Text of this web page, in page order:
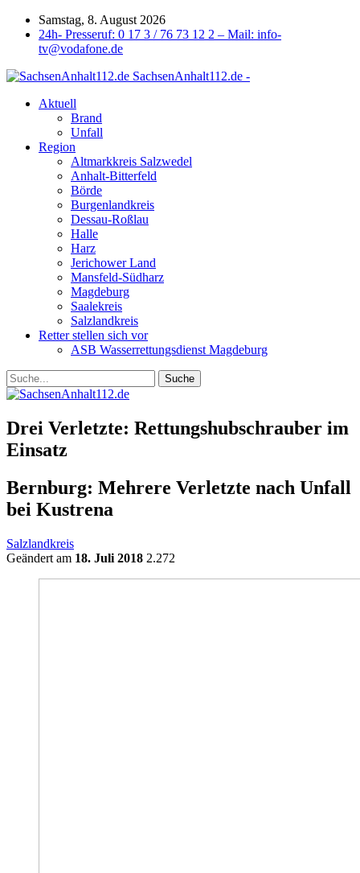
Samstag, 8. August 2026
24h- Presseruf: 0 17 3 / 76 73 12 2 – Mail: info-
tv@vodafone.de
SachsenAnhalt112.de -
Aktuell
Brand
Unfall
Region
Altmarkkreis Salzwedel
Anhalt-Bitterfeld
Börde
Burgenlandkreis
Dessau-Roßlau
Halle
Harz
Jerichower Land
Mansfeld-Südharz
Magdeburg
Saalekreis
Salzlandkreis
Retter stellen sich vor
ASB Wasserrettungsdienst Magdeburg
Drei Verletzte: Rettungshubschrauber im
Einsatz
Bernburg: Mehrere Verletzte nach Unfall
bei Kustrena
Salzlandkreis
Geändert am 18. Juli 2018 2.272